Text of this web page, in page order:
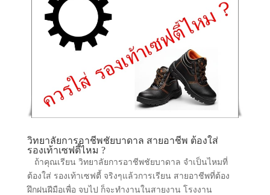
วิทยาลัยการอาชีพชัยบาดาล สายอาชีพ ต้องใส่
รองเท้าเซฟตี้ไหม ?
ถ้าคุณเรียน วิทยาลัยการอาชีพชัยบาดาล จำเป็นไหมที่
ต้องใส่ รองเท้าเซฟตี้ จริงๆแล้วการเรียน สายอาชีพที่ต้อง
ฝึกฝนฝีมือเพื่อ จบไป ก็จะทำงานในสายงาน โรงงาน